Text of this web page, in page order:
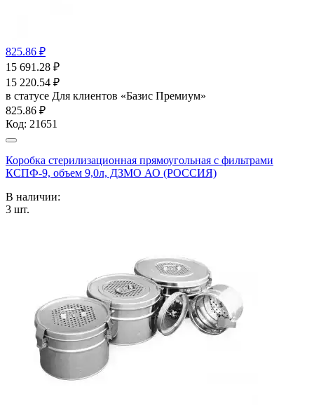
825.86 ₽
15 691.28 ₽
15 220.54 ₽
в статусе Для клиентов «Базис Премиум»
825.86 ₽
Код: 21651
Коробка стерилизационная прямоугольная с фильтрами
КСПФ-9, объем 9,0л, ДЗМО АО (РОССИЯ)
В наличии:
3 шт.